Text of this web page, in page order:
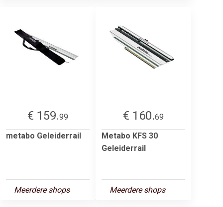
€ 159.99
metabo Geleiderrail
Meerdere shops
€ 160.69
Metabo KFS 30
Geleiderrail
Meerdere shops